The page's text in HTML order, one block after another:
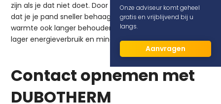
zijn als je dat niet doet. Door
luchtdichtingweet je zeker
dat je je pand sneller behaaglijk warm hebt en dat die
warmte ook langer behouden blijft. Het resultaat is een
lager energieverbruik en minder CO2-uitstoot.
Contact opnemen met
DUBOTHERM
Onze adviseur komt geheel
gratis en vrijblijvend bij u
langs.
Aanvragen